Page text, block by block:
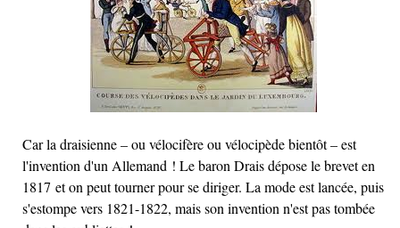
Car la draisienne – ou vélocifère ou vélocipède bientôt – est
l'invention d'un Allemand ! Le baron Drais dépose le brevet en
1817 et on peut tourner pour se diriger. La mode est lancée, puis
s'estompe vers 1821-1822, mais son invention n'est pas tombée